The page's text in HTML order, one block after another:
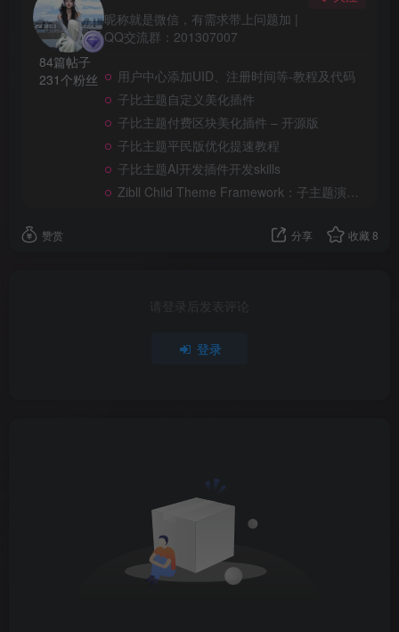
84篇帖子
231个粉丝
昵称就是微信，有需求带上问题加 |
QQ交流群：201307007
用户中心添加UID、注册时间等-教程及代码
子比主题自定义美化插件
子比主题付费区块美化插件 – 开源版
子比主题平民版优化提速教程
子比主题AI开发插件开发skills
Zibll Child Theme Framework：子主题演示框架
赞赏 分享 收藏 8
请登录后发表评论
登录